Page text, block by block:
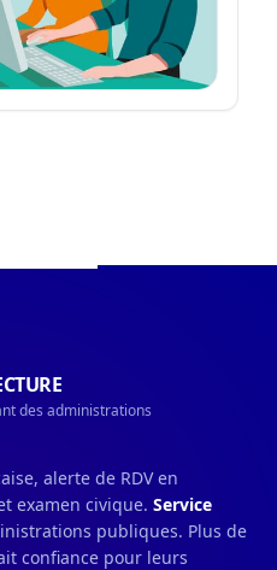
des administrations
alerte de RDV en
examen civique. Service
publiques. Plus de
confiance pour leurs